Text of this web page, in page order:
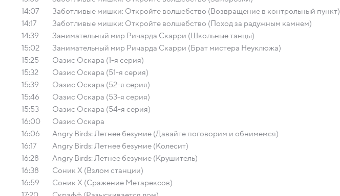
14:07
Заботливые мишки: Откройте волшебство (Возвращение в контрольный пункт)
14:17
Заботливые мишки: Откройте волшебство (Поход за радужным камнем)
14:39
Занимательный мир Ричарда Скарри (Школьные танцы)
15:02
Занимательный мир Ричарда Скарри (Брат мистера Неуклюжа)
15:25
Оазис Оскара (1-я серия)
15:32
Оазис Оскара (51-я серия)
15:39
Оазис Оскара (52-я серия)
15:46
Оазис Оскара (53-я серия)
15:53
Оазис Оскара (54-я серия)
16:00
Оазис Оскара
16:06
Angry Birds: Летнее безумие (Давайте поговорим и обнимемся)
16:17
Angry Birds: Летнее безумие (Колесит)
16:28
Angry Birds: Летнее безумие (Крушитель)
16:38
Соник Х (Взлом станции)
16:59
Соник Х (Сражение Метарексов)